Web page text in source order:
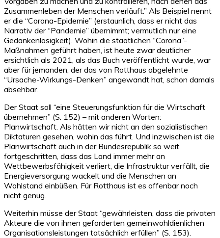
Zusammenleben der Menschen verläuft.” Als Beispiel nennt
er die “Corona-Epidemie” (erstaunlich, dass er nicht das
Narrativ der “Pandemie” übernimmt; vermutlich nur eine
Gedankenlosigkeit). Wohin die staatlichen “Corona”-
Maßnahmen geführt haben, ist heute zwar deutlicher
ersichtlich als 2021, als das Buch veröffentlicht wurde, war
aber für jemanden, der das von Rotthaus abgelehnte
“Ursache-Wirkungs-Denken” angewandt hat, schon damals
absehbar.
Der Staat soll “eine Steuerungsfunktion für die Wirtschaft
übernehmen” (S. 152) – mit anderen Worten:
Planwirtschaft. Als hätten wir nicht an den sozialistischen
Diktaturen gesehen, wohin das führt. Und inzwischen ist die
Planwirtschaft auch in der Bundesrepublik so weit
fortgeschritten, dass das Land immer mehr an
Wettbewerbsfähigkeit verliert, die Infrastruktur verfällt, die
Energieversorgung wackelt und die Menschen an
Wohlstand einbüßen. Für Rotthaus ist es offenbar noch
nicht genug.
Weiterhin müsse der Staat “gewährleisten, dass die privaten
Akteure die von ihnen geforderten gemeinwohldienlichen
Organisationsleistungen tatsächlich erfüllen” (S. 153).